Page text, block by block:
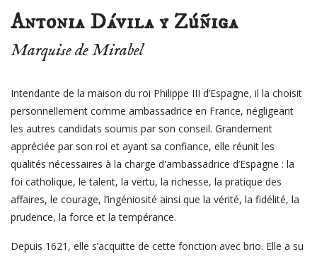
Antonia Dávila y Zúñiga
Marquise de Mirabel
Intendante de la maison du roi Philippe III d’Espagne, il la choisit
personnellement comme ambassadrice en France, négligeant
les autres candidats soumis par son conseil. Grandement
appréciée par son roi et ayant sa confiance, elle réunit les
qualités nécessaires à la charge d'ambassadrice d’Espagne : la
foi catholique, le talent, la vertu, la richesse, la pratique des
affaires, le courage, l’ingéniosité ainsi que la vérité, la fidélité, la
prudence, la force et la tempérance.
Depuis 1621, elle s’acquitte de cette fonction avec brio. Elle a su